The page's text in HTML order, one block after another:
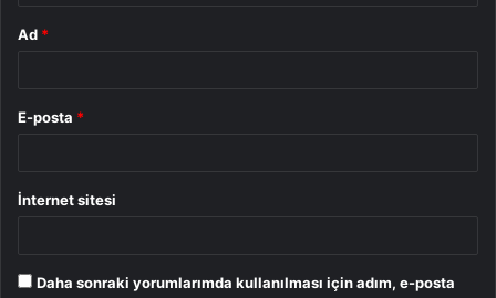
Ad *
E-posta *
İnternet sitesi
Daha sonraki yorumlarımda kullanılması için adım, e-posta